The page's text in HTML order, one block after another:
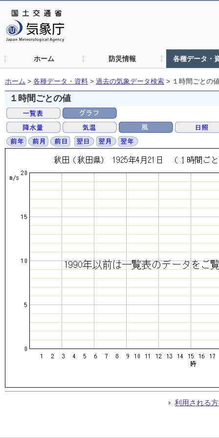
ホーム 防災情報 各種データ・
ホーム > 各種データ・資料 > 過去の気象データ検索 > １時間ごとの
１時間ごとの値
利用される